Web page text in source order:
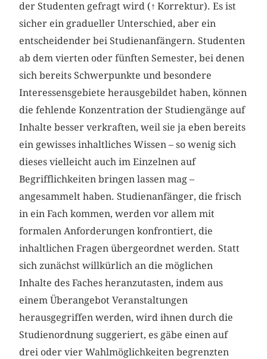
der Studenten gefragt wird (↑Korrektur). Es ist
sicher ein gradueller Unterschied, aber ein
entscheidender bei Studienanfängern. Studenten
ab dem vierten oder fünften Semester, bei denen
sich bereits Schwerpunkte und besondere
Interessensgebiete herausgebildet haben, können
die fehlende Konzentration der Studiengänge auf
Inhalte besser verkraften, weil sie ja eben bereits
ein gewisses inhaltliches Wissen – so wenig sich
dieses vielleicht auch im Einzelnen auf
Begrifflichkeiten bringen lassen mag –
angesammelt haben. Studienanfänger, die frisch
in ein Fach kommen, werden vor allem mit
formalen Anforderungen konfrontiert, die
inhaltlichen Fragen übergeordnet werden. Statt
sich zunächst willkürlich an die möglichen
Inhalte des Faches heranzutasten, indem aus
einem Überangebot Veranstaltungen
herausgegriffen werden, wird ihnen durch die
Studienordnung suggeriert, es gäbe einen auf
drei oder vier Wahlmöglichkeiten begrenzten